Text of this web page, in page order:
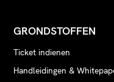
GRONDSTOFFEN
Ticket indienen
Handleidingen &